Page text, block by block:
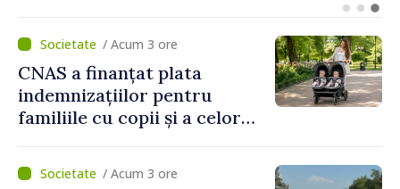
Uygar Mustafa Sertel
/ Acum 3 ore
CNAS a finanțat plata
indemnizațiilor pentru
familiile cu copii și a celor
temporară de muncă
/ Acum 3 ore